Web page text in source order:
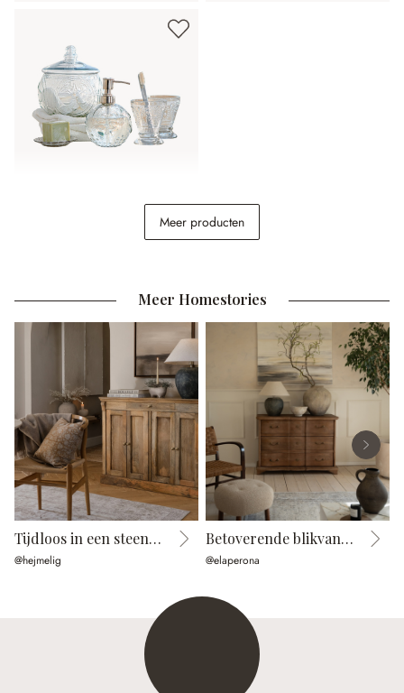
Meer producten
Meer Homestories
Tijdloos in een steenlook
@hejmelig
Betoverende blikvanger
@elaperona